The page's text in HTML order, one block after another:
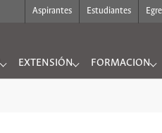
Aspirantes Estudiantes
EXTENSIÓN
Submenu for "EXTENSIÓN"
FORMACION
Submenu for